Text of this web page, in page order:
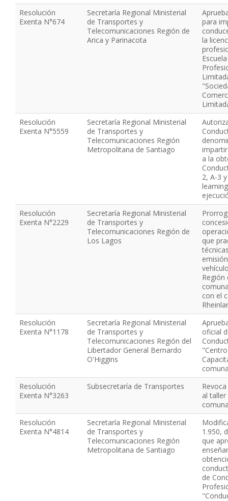
Resolución
Exenta N°674
Secretaría Regional Ministerial
de Transportes y
Telecomunicaciones Región de
Arica y Parinacota
para
la
Resolución
Exenta N°5559
Secretaría Regional Ministerial
de Transportes y
Telecomunicaciones Región
Metropolitana de Santiago
a la
2, A-3
Resolución
Exenta N°2229
Secretaría Regional Ministerial
de Transportes y
Telecomunicaciones Región de
Los Lagos
que
Región
con el
Resolución
Exenta N°1178
Secretaría Regional Ministerial
de Transportes y
Telecomunicaciones Región del
Libertador General Bernardo
O'Higgins
oficial
Resolución
Exenta N°3263
Subsecretaría de Transportes
al
Resolución
Exenta N°4814
Secretaría Regional Ministerial
de Transportes y
Telecomunicaciones Región
Metropolitana de Santiago
1.950,
que
de